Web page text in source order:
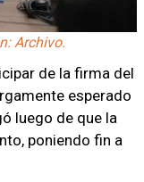
Archivo.
de la firma del
esperado
luego de que la
poniendo fin a